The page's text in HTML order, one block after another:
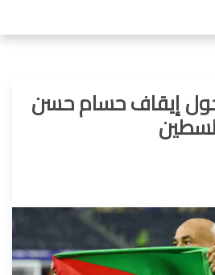
إيقاف حسام حسن